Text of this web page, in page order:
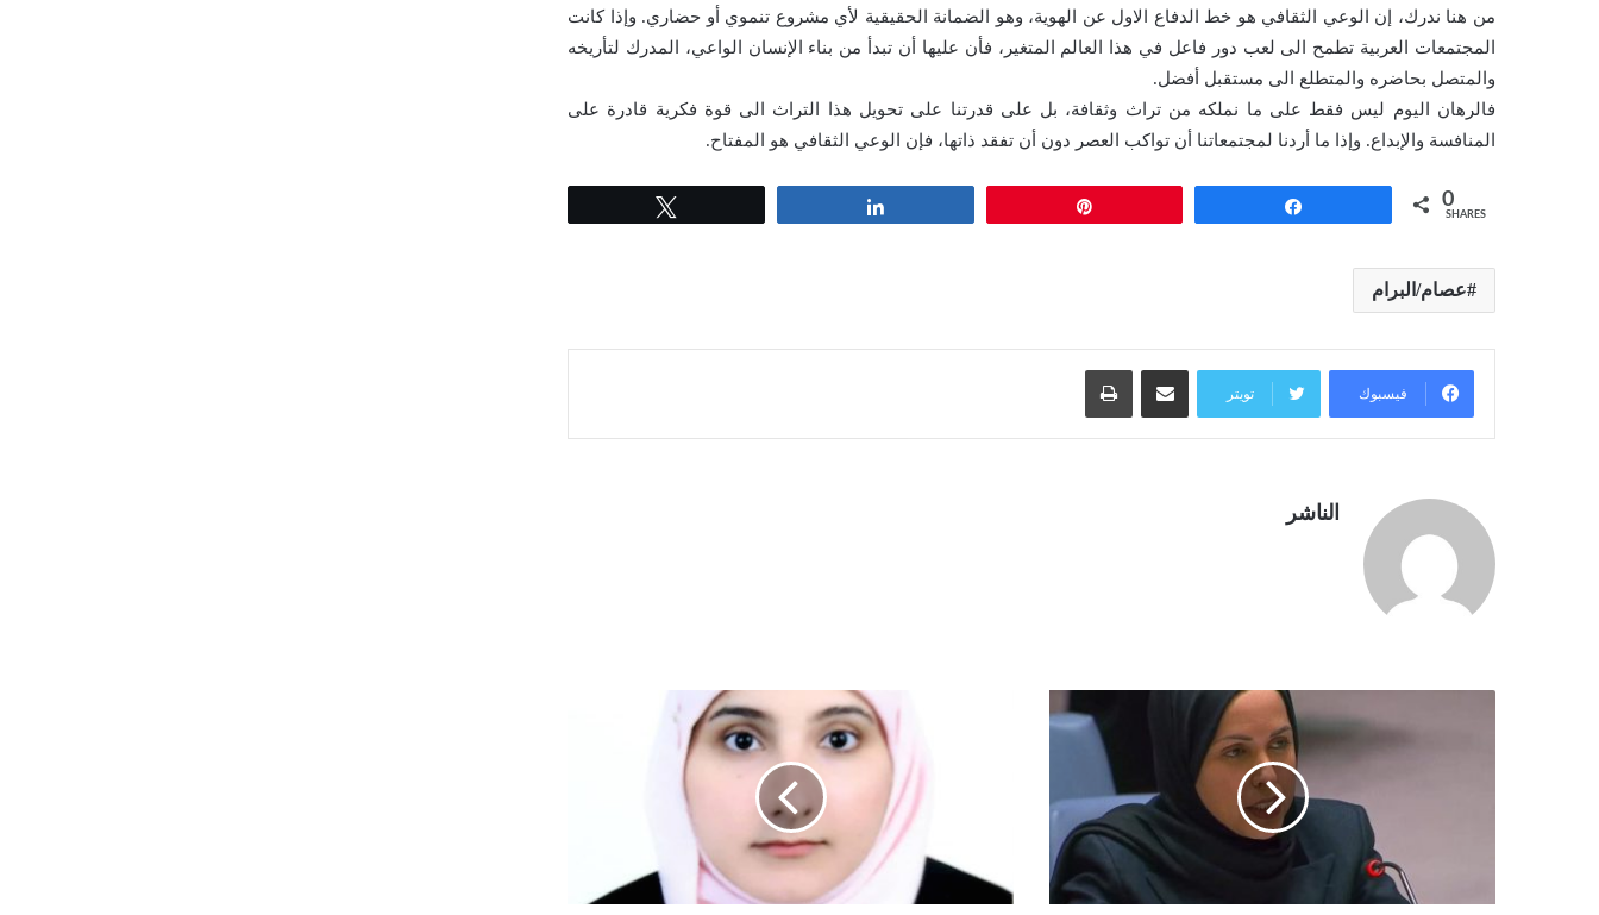
من هنا ندرك، إن الوعي الثقافي هو خط الدفاع الاول عن الهوية، وهو الضمانة الحقيقية لأي مشروع تنموي أو حضاري. وإذا كانت
المجتمعات العربية تطمح الى لعب دور فاعل في هذا العالم المتغير، فأن عليها أن تبدأ من بناء الإنسان الواعي، المدرك لتأريخه
والمتصل بحاضره والمتطلع الى مستقبل أفضل.
فالرهان اليوم ليس فقط على ما نملكه من تراث وثقافة، بل على قدرتنا على تحويل هذا التراث الى قوة فكرية قادرة على
المنافسة والإبداع. وإذا ما أردنا لمجتمعاتنا أن تواكب العصر دون أن تفقد ذاتها، فإن الوعي الثقافي هو المفتاح.
0
SHARES
عصام/البرام
فيسبوك تويتر
مشاركة عبر البريد طباعة
الناشر